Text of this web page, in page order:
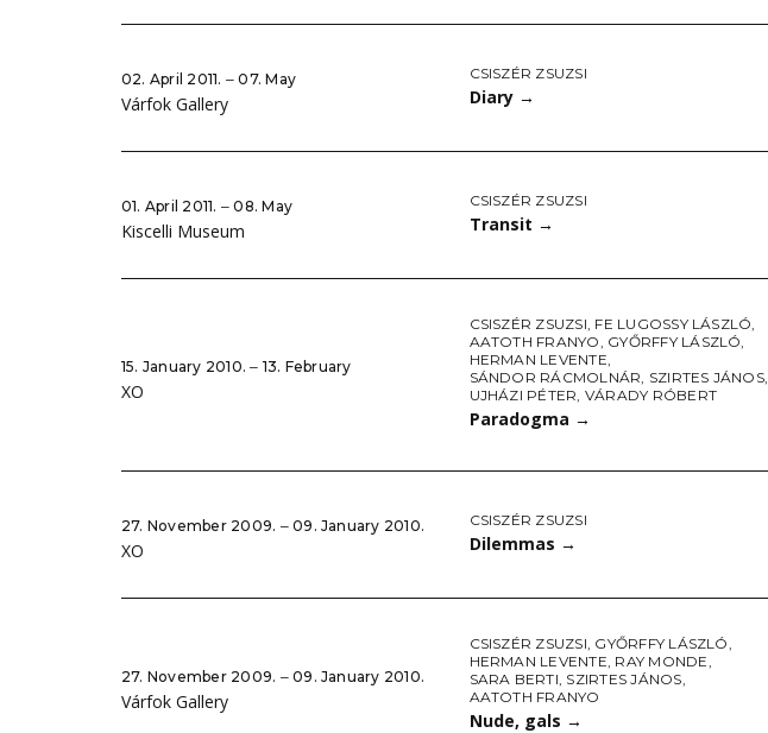
02. April 2011. ‒ 07. May
Várfok Gallery
CSISZÉR ZSUZSI
Diary →
01. April 2011. ‒ 08. May
Kiscelli Museum
CSISZÉR ZSUZSI
Transit →
15. January 2010. ‒ 13. February
XO
CSISZÉR ZSUZSI, FE LUGOSSY LÁSZLÓ,
AATOTH FRANYO, GYŐRFFY LÁSZLÓ,
HERMAN LEVENTE,
SÁNDOR RÁCMOLNÁR, SZIRTES JÁNOS,
UJHÁZI PÉTER, VÁRADY RÓBERT
Paradogma →
27. November 2009. ‒ 09. January 2010.
XO
CSISZÉR ZSUZSI
Dilemmas →
27. November 2009. ‒ 09. January 2010.
Várfok Gallery
CSISZÉR ZSUZSI, GYŐRFFY LÁSZLÓ,
HERMAN LEVENTE, RAY MONDE,
SARA BERTI, SZIRTES JÁNOS,
AATOTH FRANYO
Nude, gals →